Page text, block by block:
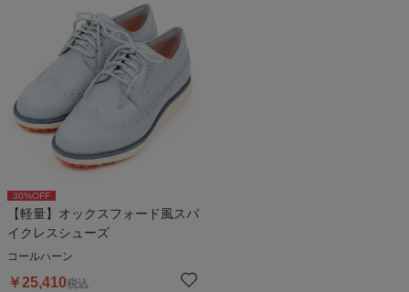
30%OFF
【軽量】オックスフォード風スパ
イクレスシューズ
コールハーン
￥25,410税込